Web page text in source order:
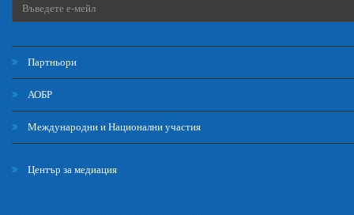
Партньори
АОБР
Международни и Национални участия
Център за медиация